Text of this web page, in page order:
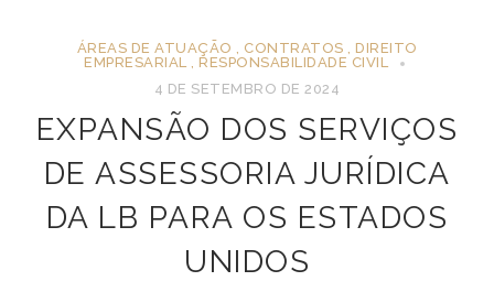
ÁREAS DE ATUAÇÃO , CONTRATOS , DIREITO
EMPRESARIAL ,RESPONSABILIDADE CIVIL
4 DE SETEMBRO DE 2024
EXPANSÃO DOS SERVIÇOS
DE ASSESSORIA JURÍDICA
DA LB PARA OS ESTADOS
UNIDOS